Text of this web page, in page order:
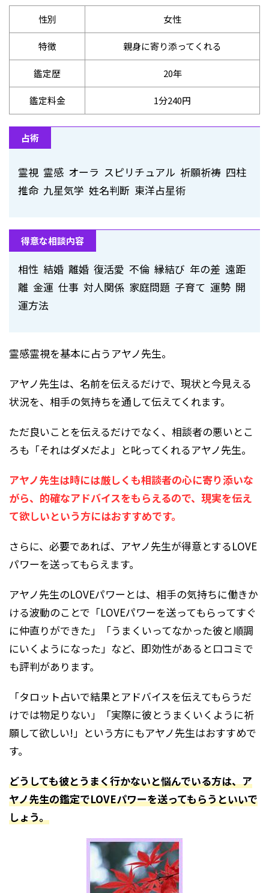
性別 女性
特徴 親身に寄り添ってくれる
鑑定歴 20年
鑑定料金 1分240円
占術
霊視 霊感 オーラ スピリチュアル 祈願祈祷 四柱
推命 九星気学 姓名判断 東洋占星術
得意な相談内容
相性 結婚 離婚 復活愛 不倫 縁結び 年の差 遠距
離 金運 仕事 対人関係 家庭問題 子育て 運勢 開
運方法
霊感霊視を基本に占うアヤノ先生。
アヤノ先生は、名前を伝えるだけで、現状と今見える
状況を、相手の気持ちを通して伝えてくれます。
ただ良いことを伝えるだけでなく、相談者の悪いとこ
ろも「それはダメだよ」と叱ってくれるアヤノ先生。
アヤノ先生は時には厳しくも相談者の心に寄り添いな
がら、的確なアドバイスをもらえるので、現実を伝え
て欲しいという方にはおすすめです。
さらに、必要であれば、アヤノ先生が得意とするLOVE
パワーを送ってもらえます。
アヤノ先生のLOVEパワーとは、相手の気持ちに働きか
ける波動のことで「LOVEパワーを送ってもらってすぐ
に仲直りができた」「うまくいってなかった彼と順調
にいくようになった」など、即効性があると口コミで
も評判があります。
「タロット占いで結果とアドバイスを伝えてもらうだ
けでは物足りない」「実際に彼とうまくいくように祈
願して欲しい!」という方にもアヤノ先生はおすすめで
す。
どうしても彼とうまく行かないと悩んでいる方は、ア
ヤノ先生の鑑定でLOVEパワーを送ってもらうといいで
しょう。